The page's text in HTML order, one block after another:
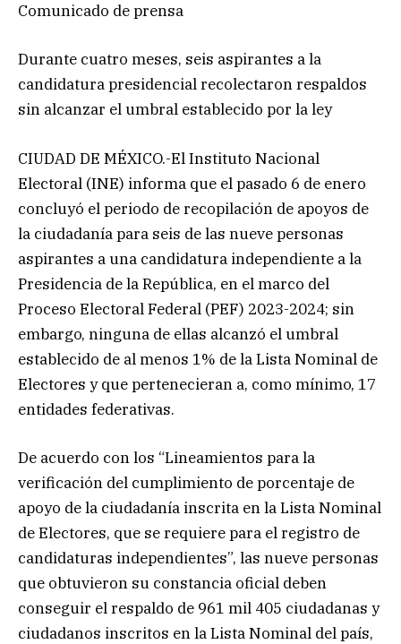
Comunicado de prensa
Durante cuatro meses, seis aspirantes a la
candidatura presidencial recolectaron respaldos
sin alcanzar el umbral establecido por la ley
CIUDAD DE MÉXICO.-El Instituto Nacional
Electoral (INE) informa que el pasado 6 de enero
concluyó el periodo de recopilación de apoyos de
la ciudadanía para seis de las nueve personas
aspirantes a una candidatura independiente a la
Presidencia de la República, en el marco del
Proceso Electoral Federal (PEF) 2023-2024; sin
embargo, ninguna de ellas alcanzó el umbral
establecido de al menos 1% de la Lista Nominal de
Electores y que pertenecieran a, como mínimo, 17
entidades federativas.
De acuerdo con los “Lineamientos para la
verificación del cumplimiento de porcentaje de
apoyo de la ciudadanía inscrita en la Lista Nominal
de Electores, que se requiere para el registro de
candidaturas independientes”, las nueve personas
que obtuvieron su constancia oficial deben
conseguir el respaldo de 961 mil 405 ciudadanas y
ciudadanos inscritos en la Lista Nominal del país,